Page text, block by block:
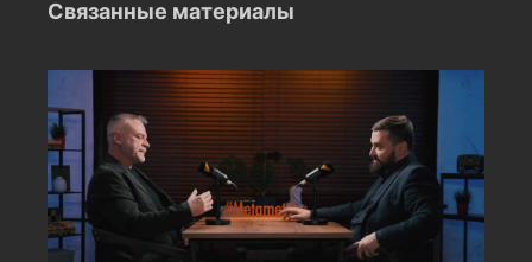
Связанные материалы